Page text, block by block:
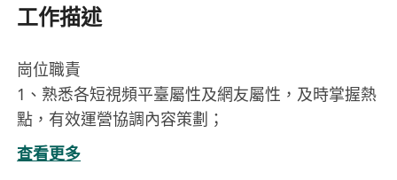
工作描述
崗位職責
1、熟悉各短視頻平臺屬性及網友屬性，及時掌握熱
點，有效運營協調內容策劃；
1、負責短視頻內容的整體規劃，輸出創意點子、腳
本分鏡等腳本撰寫；
查看更多